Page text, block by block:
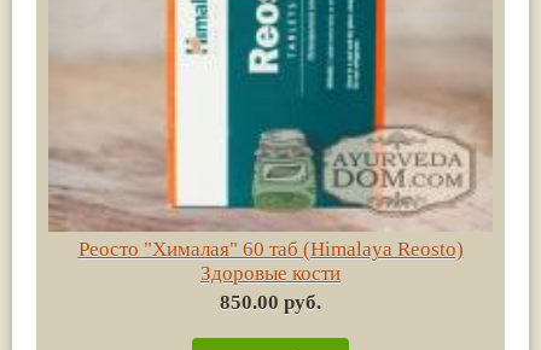
Реосто "Хималая" 60 таб (Himalaya Reosto)
Здоровые кости
850.00 руб.